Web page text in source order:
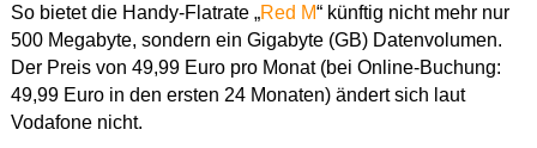
So bietet die Handy-Flatrate „Red M“ künftig nicht mehr nur
500 Megabyte, sondern ein Gigabyte (GB) Datenvolumen.
Der Preis von 49,99 Euro pro Monat (bei Online-Buchung:
49,99 Euro in den ersten 24 Monaten) ändert sich laut
Vodafone nicht.